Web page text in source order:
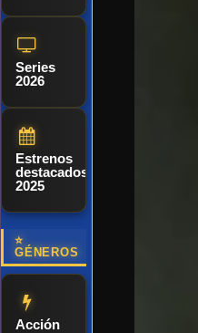
Series
2026
Estrenos
destacados
2025
⭐
GÉNEROS
Acción